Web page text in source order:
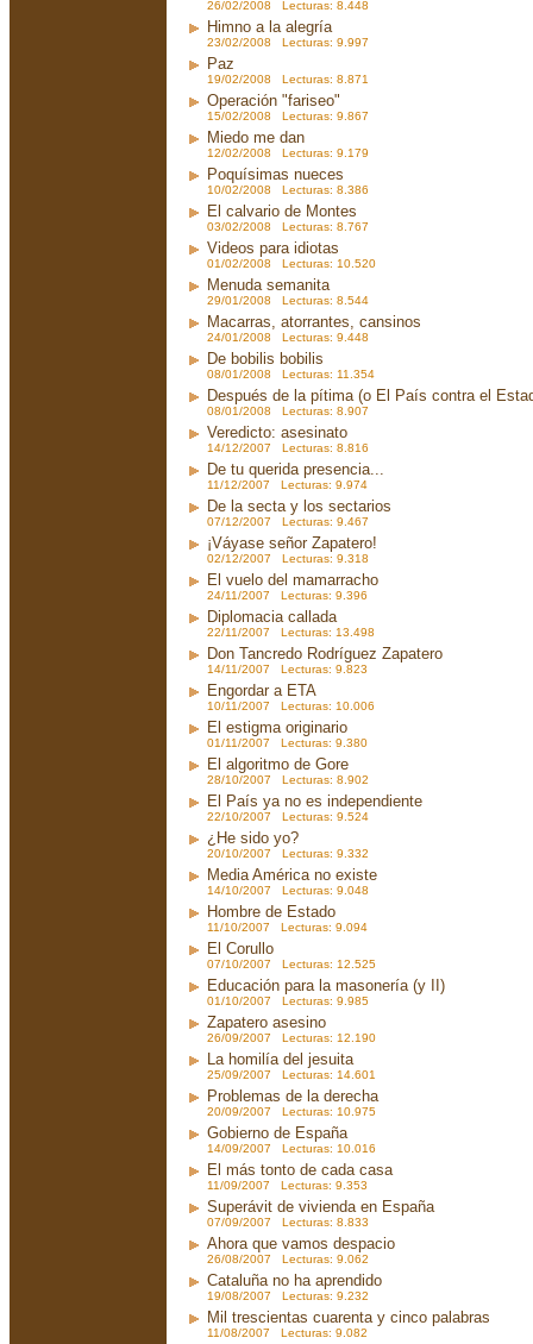
26/02/2008 Lecturas: 8.448
Himno a la alegría
23/02/2008 Lecturas: 9.997
Paz
19/02/2008 Lecturas: 8.871
Operación "fariseo"
15/02/2008 Lecturas: 9.867
Miedo me dan
12/02/2008 Lecturas: 9.179
Poquísimas nueces
10/02/2008 Lecturas: 8.386
El calvario de Montes
03/02/2008 Lecturas: 8.767
Videos para idiotas
01/02/2008 Lecturas: 10.520
Menuda semanita
29/01/2008 Lecturas: 8.544
Macarras, atorrantes, cansinos
24/01/2008 Lecturas: 9.448
De bobilis bobilis
08/01/2008 Lecturas: 11.354
Después de la pítima (o El País contra el
08/01/2008 Lecturas: 8.907
Veredicto: asesinato
14/12/2007 Lecturas: 8.816
De tu querida presencia...
11/12/2007 Lecturas: 9.974
De la secta y los sectarios
07/12/2007 Lecturas: 9.467
¡Váyase señor Zapatero!
02/12/2007 Lecturas: 9.318
El vuelo del mamarracho
24/11/2007 Lecturas: 9.396
Diplomacia callada
22/11/2007 Lecturas: 13.498
Don Tancredo Rodríguez Zapatero
14/11/2007 Lecturas: 9.823
Engordar a ETA
10/11/2007 Lecturas: 10.006
El estigma originario
01/11/2007 Lecturas: 9.380
El algoritmo de Gore
28/10/2007 Lecturas: 8.902
El País ya no es independiente
22/10/2007 Lecturas: 9.524
¿He sido yo?
20/10/2007 Lecturas: 9.332
Media América no existe
14/10/2007 Lecturas: 9.048
Hombre de Estado
11/10/2007 Lecturas: 9.094
El Corullo
07/10/2007 Lecturas: 12.525
Educación para la masonería (y II)
01/10/2007 Lecturas: 9.985
Zapatero asesino
26/09/2007 Lecturas: 12.190
La homilía del jesuita
25/09/2007 Lecturas: 14.601
Problemas de la derecha
20/09/2007 Lecturas: 10.975
Gobierno de España
14/09/2007 Lecturas: 10.016
El más tonto de cada casa
11/09/2007 Lecturas: 9.353
Superávit de vivienda en España
07/09/2007 Lecturas: 8.833
Ahora que vamos despacio
26/08/2007 Lecturas: 9.062
Cataluña no ha aprendido
19/08/2007 Lecturas: 9.232
Mil trescientas cuarenta y cinco palabras
11/08/2007 Lecturas: 9.082